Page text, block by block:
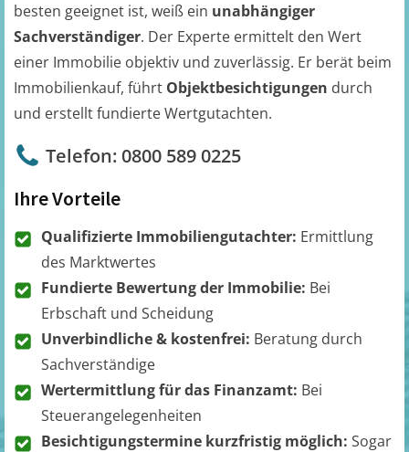
besten geeignet ist, weiß ein unabhängiger
Sachverständiger. Der Experte ermittelt den Wert
einer Immobilie objektiv und zuverlässig. Er berät beim
Immobilienkauf, führt Objektbesichtigungen durch
und erstellt fundierte Wertgutachten.
Telefon: 0800 589 0225
Ihre Vorteile
Qualifizierte Immobiliengutachter: Ermittlung
des Marktwertes
Fundierte Bewertung der Immobilie: Bei
Erbschaft und Scheidung
Unverbindliche & kostenfrei: Beratung durch
Sachverständige
Wertermittlung für das Finanzamt: Bei
Steuerangelegenheiten
Besichtigungstermine kurzfristig möglich: Sogar